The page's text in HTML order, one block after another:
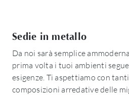
Sedie in metallo
Da noi sarà semplice
prima volta i tuoi ambienti
esigenze. Ti aspettiamo con
composizioni arredative delle